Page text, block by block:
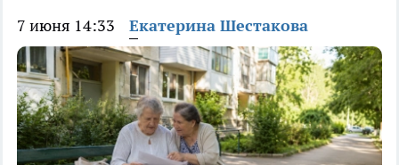
7 июня 14:33 Екатерина Шестакова